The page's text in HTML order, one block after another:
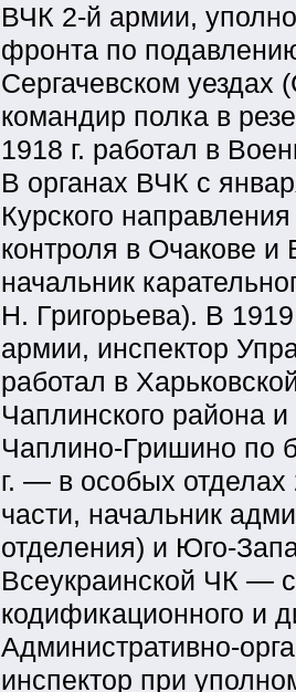
ВЧК 2-й армии,
фронта по
Сергачевском уездах
командир полка в
1918 г. работал в
В органах ВЧК с
Курского
контроля в Очакове и
начальник
Н. Григорьева). В
армии, инспектор
работал в
Чаплинского района
Чаплино-Гришино по
г. — в особых отделах
части, начальник
отделения) и Юго-
Всеукраинской ЧК —
кодификационного и
Административно-
инспектор при